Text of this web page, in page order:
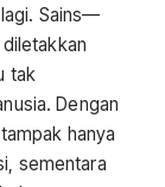
Sains—
tak
Dengan
hanya
sementara